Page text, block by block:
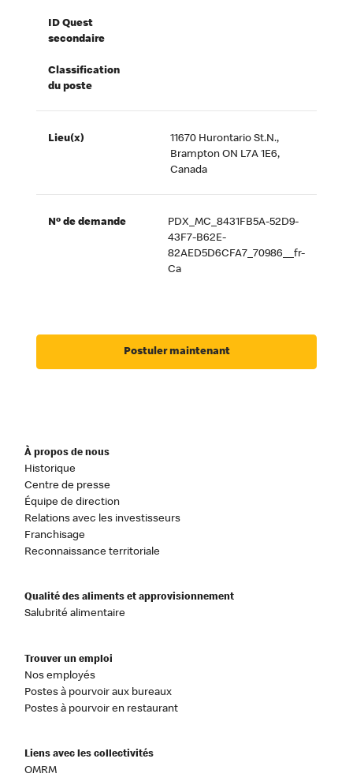
ID Quest
secondaire
Classification
du poste
Lieu(x)
11670 Hurontario St.N.,
Brampton ON L7A 1E6,
Canada
Nº de demande
PDX_MC_8431FB5A-52D9-
43F7-B62E-
82AED5D6CFA7_70986__fr-
Ca
Postuler maintenant
À propos de nous
Historique
Centre de presse
Équipe de direction
Relations avec les investisseurs
Franchisage
Reconnaissance territoriale
Qualité des aliments et approvisionnement
Salubrité alimentaire
Trouver un emploi
Nos employés
Postes à pourvoir aux bureaux
Postes à pourvoir en restaurant
Liens avec les collectivités
OMRM